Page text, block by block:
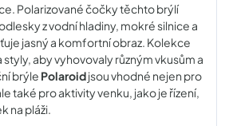
Polarizované čočky těchto brýlí
z vodní hladiny, mokré silnice a
jasný a komfortní obraz. Kolekce
styly, aby vyhovovaly různým vkusům a
brýle Polaroidjsou vhodné nejen pro
také pro aktivity venku, jako je řízení,
na pláži.